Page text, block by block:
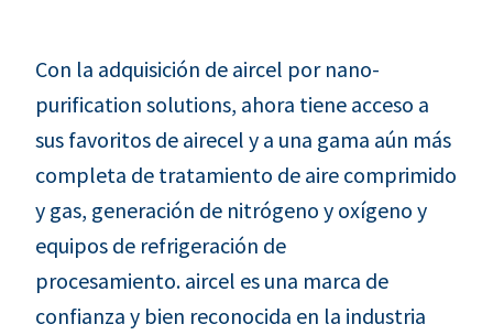
Con la adquisición de aircel por nano-
purification solutions, ahora tiene acceso a
sus favoritos de airecel y a una gama aún más
completa de tratamiento de aire comprimido
y gas, generación de nitrógeno y oxígeno y
equipos de refrigeración de
procesamiento. aircel es una marca de
confianza y bien reconocida en la industria